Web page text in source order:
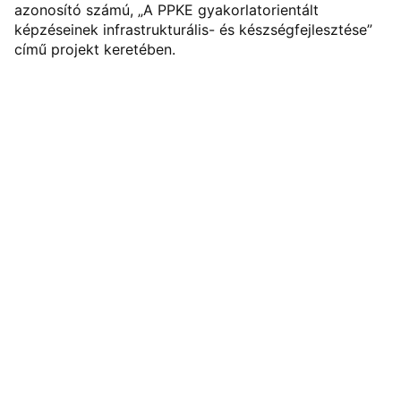
azonosító számú, „A PPKE gyakorlatorientált
képzéseinek infrastrukturális- és készségfejlesztése”
című projekt keretében.